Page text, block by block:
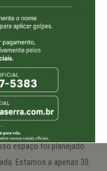
espaço foi planejado
Estamos a apenas 30